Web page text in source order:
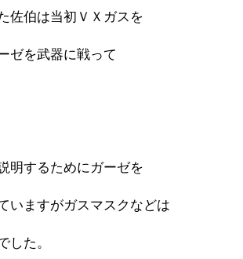
佐伯は当初ＶＸガスを
ゼを武器に戦って
明するためにガーゼを
いますがガスマスクなどは
した。